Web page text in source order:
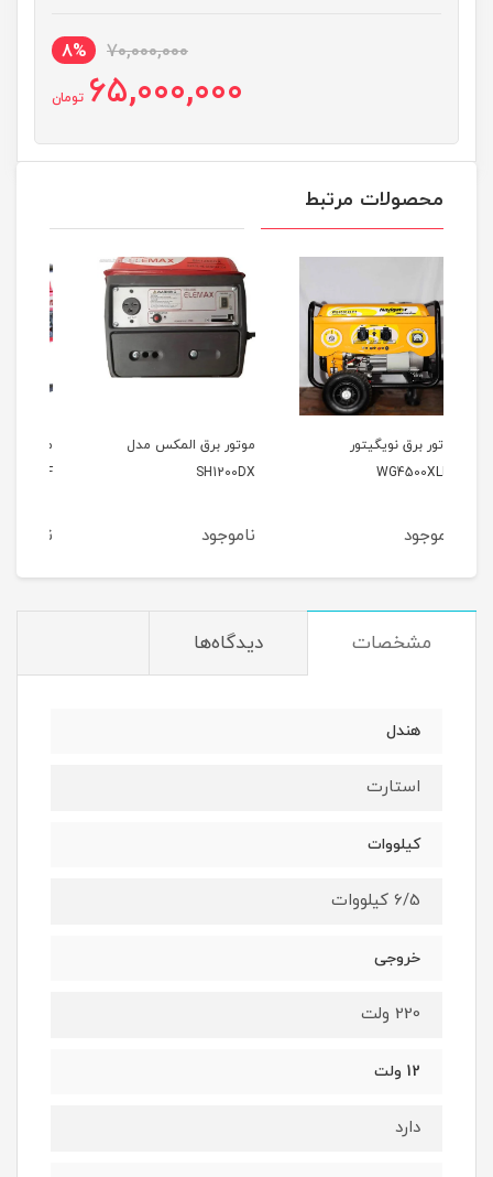
70,000,000
8%
65,000,000 تومان
محصولات مرتبط
موتور برق المکس مدل
SH1200DX
ناموجود
موتور برق وکسون مدل
VK3900KF
ناموجود
مشخصات دیدگاه‌ها
هندل
استارت
کیلووات
6/5 کیلووات
خروجی
220 ولت
12 ولت
دارد